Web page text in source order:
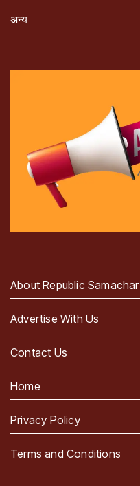
अन्य
About Republic Samachar
Advertise With Us
Contact Us
Home
Privacy Policy
Terms and Conditions